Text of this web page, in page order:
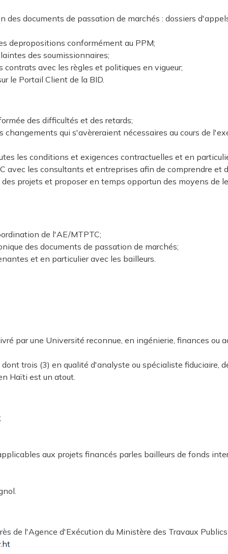
des documents de passation de marchés : dossiers
depropositions conformément au PPM;
des soumissionnaires;
avec les règles et politiques en vigueur;
le Portail Client de la BID.
des difficultés et des retards;
qui s'avèreraient nécessaires au cours de
les conditions et exigences contractuelles et en
avec les consultants et entreprises afin de comprendre
projets et proposer en temps opportun des moyens de
de l'AE/MTPTC;
des documents de passation de marchés;
et en particulier avec les bailleurs.
par une Université reconnue, en ingénierie, finances ou
trois (3) en qualité d'analyste ou spécialiste fiduciaire,
Haïti est un atout.
aux projets financés parles bailleurs de fonds
de l'Agence d'Exécution du Ministère des Travaux